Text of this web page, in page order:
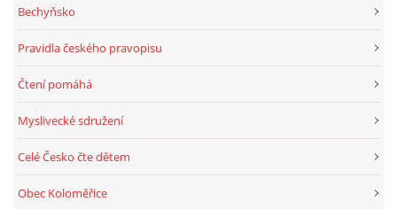
Bechyňsko
Pravidla českého pravopisu
Čtení pomáhá
Myslivecké sdružení
Celé Česko čte dětem
Obec Koloměřice